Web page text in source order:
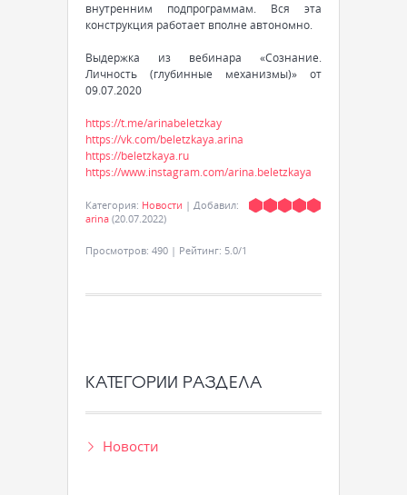
внутренним подпрограммам. Вся эта
конструкция работает вполне автономно.
Выдержка из вебинара «Сознание.
Личность (глубинные механизмы)» от
09.07.2020
https://t.me/arinabeletzkay
https://vk.com/beletzkaya.arina
https://beletzkaya.ru
https://www.instagram.com/arina.beletzkaya
Категория: Новости | Добавил:
arina (20.07.2022)
Просмотров: 490 | Рейтинг: 5.0/1
КАТЕГОРИИ РАЗДЕЛА
Новости